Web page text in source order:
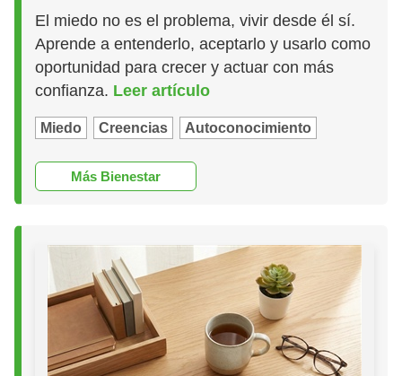
El miedo no es el problema, vivir desde él sí.
Aprende a entenderlo, aceptarlo y usarlo como
oportunidad para crecer y actuar con más
confianza. Leer artículo
Miedo Creencias Autoconocimiento
Más Bienestar